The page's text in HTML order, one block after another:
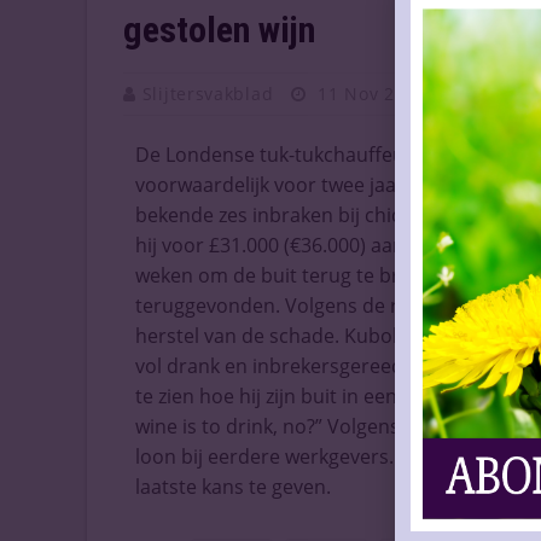
gestolen wijn
11 Nov 2025
De Londense tuk-tukchauffeur Iuliu Kubola
voorwaardelijk voor twee jaar, nadat hij
bekende zes inbraken bij chique
hij voor £31.000 (€36.000) aan wijn en
weken om de buit terug te brengen.
teruggevonden. Volgens de rechter
herstel van de schade. Kubola werd in juni
vol drank en inbrekersgereedschap,
te zien hoe hij zijn buit in een afvalbak
wine is to drink, no?” Volgens zijn
loon bij eerdere werkgevers. Ondanks de
laatste kans te geven.